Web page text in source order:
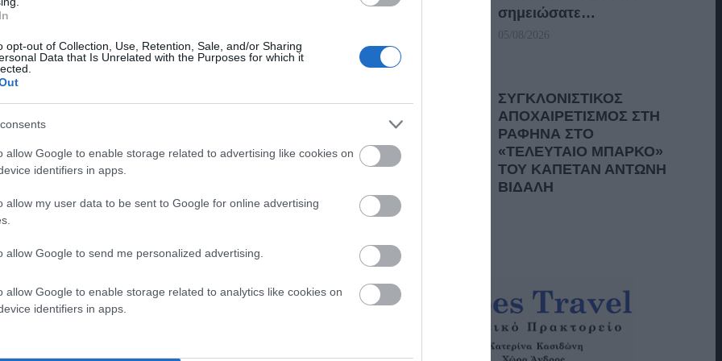
opt-out of Collection, Use, Retention, Sale, and/or Sharing
Data that Is Unrelated with the Purposes for which it
allow Google to enable storage related to advertising like cookies on
identifiers in apps.
allow my user data to be sent to Google for online advertising
allow Google to send me personalized advertising.
allow Google to enable storage related to analytics like cookies on
identifiers in apps.
στον δρόμο. Με τον Γιακουμή φτάσαμε στο
πλοίο. Κατά τις 10 το βράδυ ακούσαμε το
ότι έχει μεν απαγορευτικό, αλλά ο καπετάνιος θα
ξεκινήσει πάλι για Άνδρο. Χωρίς να το σκεφτούμε
“θυελλώδης”.
κι’ όλο. Μέσα εκτός από εμάς τους 4, ήταν και μια
Κάβο Ντόρο, το πλοίο στην κυριολεξία χόρευε
τις καρέκλες και τα τραπεζάκια και μάζεψαν όλα
ηλικιωμένη κυρία ήταν ατάραχη και ψύχραιμη.
είχε κοπεί από το φόβο η λαλιά. Και μας εξήγησε ότι
είχε αλωνίσει όλα τα πελάγη. Ήταν και αυτή
διάφορες ιστορίες από τα ταξίδια της και
ακόμη περισσότερο. Τότε η καπετάνισσα είπε το
σημειώσατε…
05/08/2026
ΣΥΓΚΛΟΝΙΣΤΙΚΟΣ
ΑΠΟΧΑΙΡΕΤΙΣΜΟΣ ΣΤΗ
ΡΑΦΗΝΑ ΣΤΟ
«ΤΕΛΕΥΤΑΙΟ ΜΠΑΡΚΟ»
ΤΟΥ ΚΑΠΕΤΑΝ ΑΝΤΩΝΗ
ΒΙΔΑΛΗ
05/08/2026